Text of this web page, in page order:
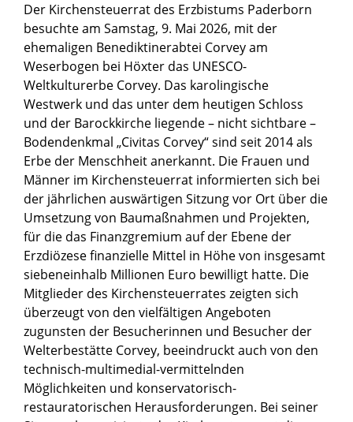
Der Kirchensteuerrat des Erzbistums Paderborn
besuchte am Samstag, 9. Mai 2026, mit der
ehemaligen Benediktinerabtei Corvey am
Weserbogen bei Höxter das UNESCO-
Weltkulturerbe Corvey. Das karolingische
Westwerk und das unter dem heutigen Schloss
und der Barockkirche liegende – nicht sichtbare –
Bodendenkmal „Civitas Corvey“ sind seit 2014 als
Erbe der Menschheit anerkannt. Die Frauen und
Männer im Kirchensteuerrat informierten sich bei
der jährlichen auswärtigen Sitzung vor Ort über die
Umsetzung von Baumaßnahmen und Projekten,
für die das Finanzgremium auf der Ebene der
Erzdiözese finanzielle Mittel in Höhe von insgesamt
siebeneinhalb Millionen Euro bewilligt hatte. Die
Mitglieder des Kirchensteuerrates zeigten sich
überzeugt von den vielfältigen Angeboten
zugunsten der Besucherinnen und Besucher der
Welterbestätte Corvey, beeindruckt auch von den
technisch-multimedial-vermittelnden
Möglichkeiten und konservatorisch-
restauratorischen Herausforderungen. Bei seiner